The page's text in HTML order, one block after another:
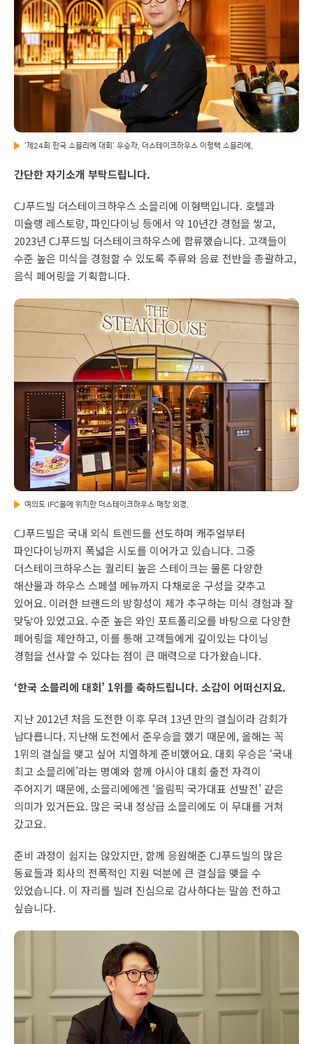
‘제24회 한국 소믈리에 대회’ 우승자, 더스테이크하우스 이형택 소믈리에.
간단한 자기소개 부탁드립니다.
CJ푸드빌 더스테이크하우스 소믈리에 이형택입니다. 호텔과
미슐랭 레스토랑, 파인다이닝 등에서 약 10년간 경험을 쌓고,
2023년 CJ푸드빌 더스테이크하우스에 합류했습니다. 고객들이
수준 높은 미식을 경험할 수 있도록 주류와 음료 전반을 총괄하고,
음식 페어링을 기획합니다.
여의도 IFC몰에 위치한 더스테이크하우스 매장 외경.
CJ푸드빌은 국내 외식 트렌드를 선도하며 캐주얼부터
파인다이닝까지 폭넓은 시도를 이어가고 있습니다. 그중
더스테이크하우스는 퀄리티 높은 스테이크는 물론 다양한
해산물과 하우스 스페셜 메뉴까지 다채로운 구성을 갖추고
있어요. 이러한 브랜드의 방향성이 제가 추구하는 미식 경험과 잘
맞닿아 있었고요. 수준 높은 와인 포트폴리오를 바탕으로 다양한
페어링을 제안하고, 이를 통해 고객들에게 깊이있는 다이닝
경험을 선사할 수 있다는 점이 큰 매력으로 다가왔습니다.
‘한국 소믈리에 대회’ 1위를 축하드립니다. 소감이 어떠신지요.
지난 2012년 처음 도전한 이후 무려 13년 만의 결실이라 감회가
남다릅니다. 지난해 도전에서 준우승을 했기 때문에, 올해는 꼭
1위의 결실을 맺고 싶어 치열하게 준비했어요. 대회 우승은 ‘국내
최고 소믈리에’라는 명예와 함께 아시아 대회 출전 자격이
주어지기 때문에, 소믈리에에겐 ‘올림픽 국가대표 선발전’ 같은
의미가 있거든요. 많은 국내 정상급 소믈리에도 이 무대를 거쳐
갔고요.
준비 과정이 쉽지는 않았지만, 함께 응원해준 CJ푸드빌의 많은
동료들과 회사의 전폭적인 지원 덕분에 큰 결실을 맺을 수
있었습니다. 이 자리를 빌려 진심으로 감사하다는 말씀 전하고
싶습니다.